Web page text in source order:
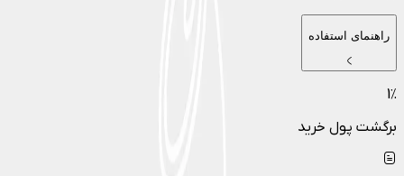
راهنمای استفاده
1٪
برگشت پول خرید